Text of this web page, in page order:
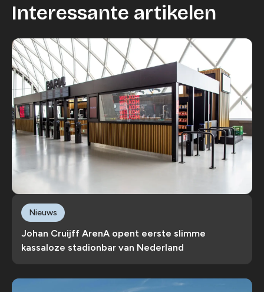
Interessante artikelen
Johan Cruijff ArenA opent eerste slimme
kassaloze stadionbar van Nederland
Nieuws